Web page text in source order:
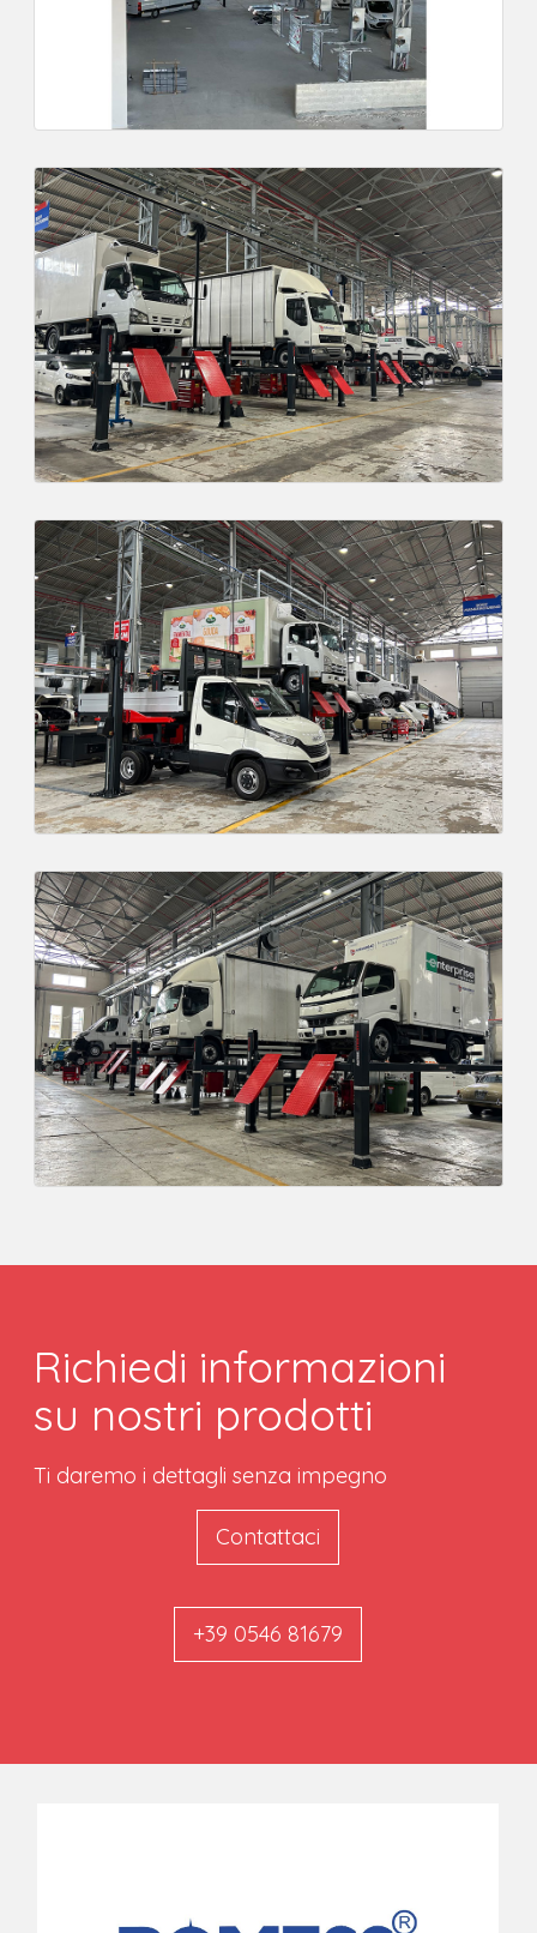
Richiedi informazioni
su nostri prodotti
Ti daremo i dettagli senza impegno
Contattaci
+39 0546 81679